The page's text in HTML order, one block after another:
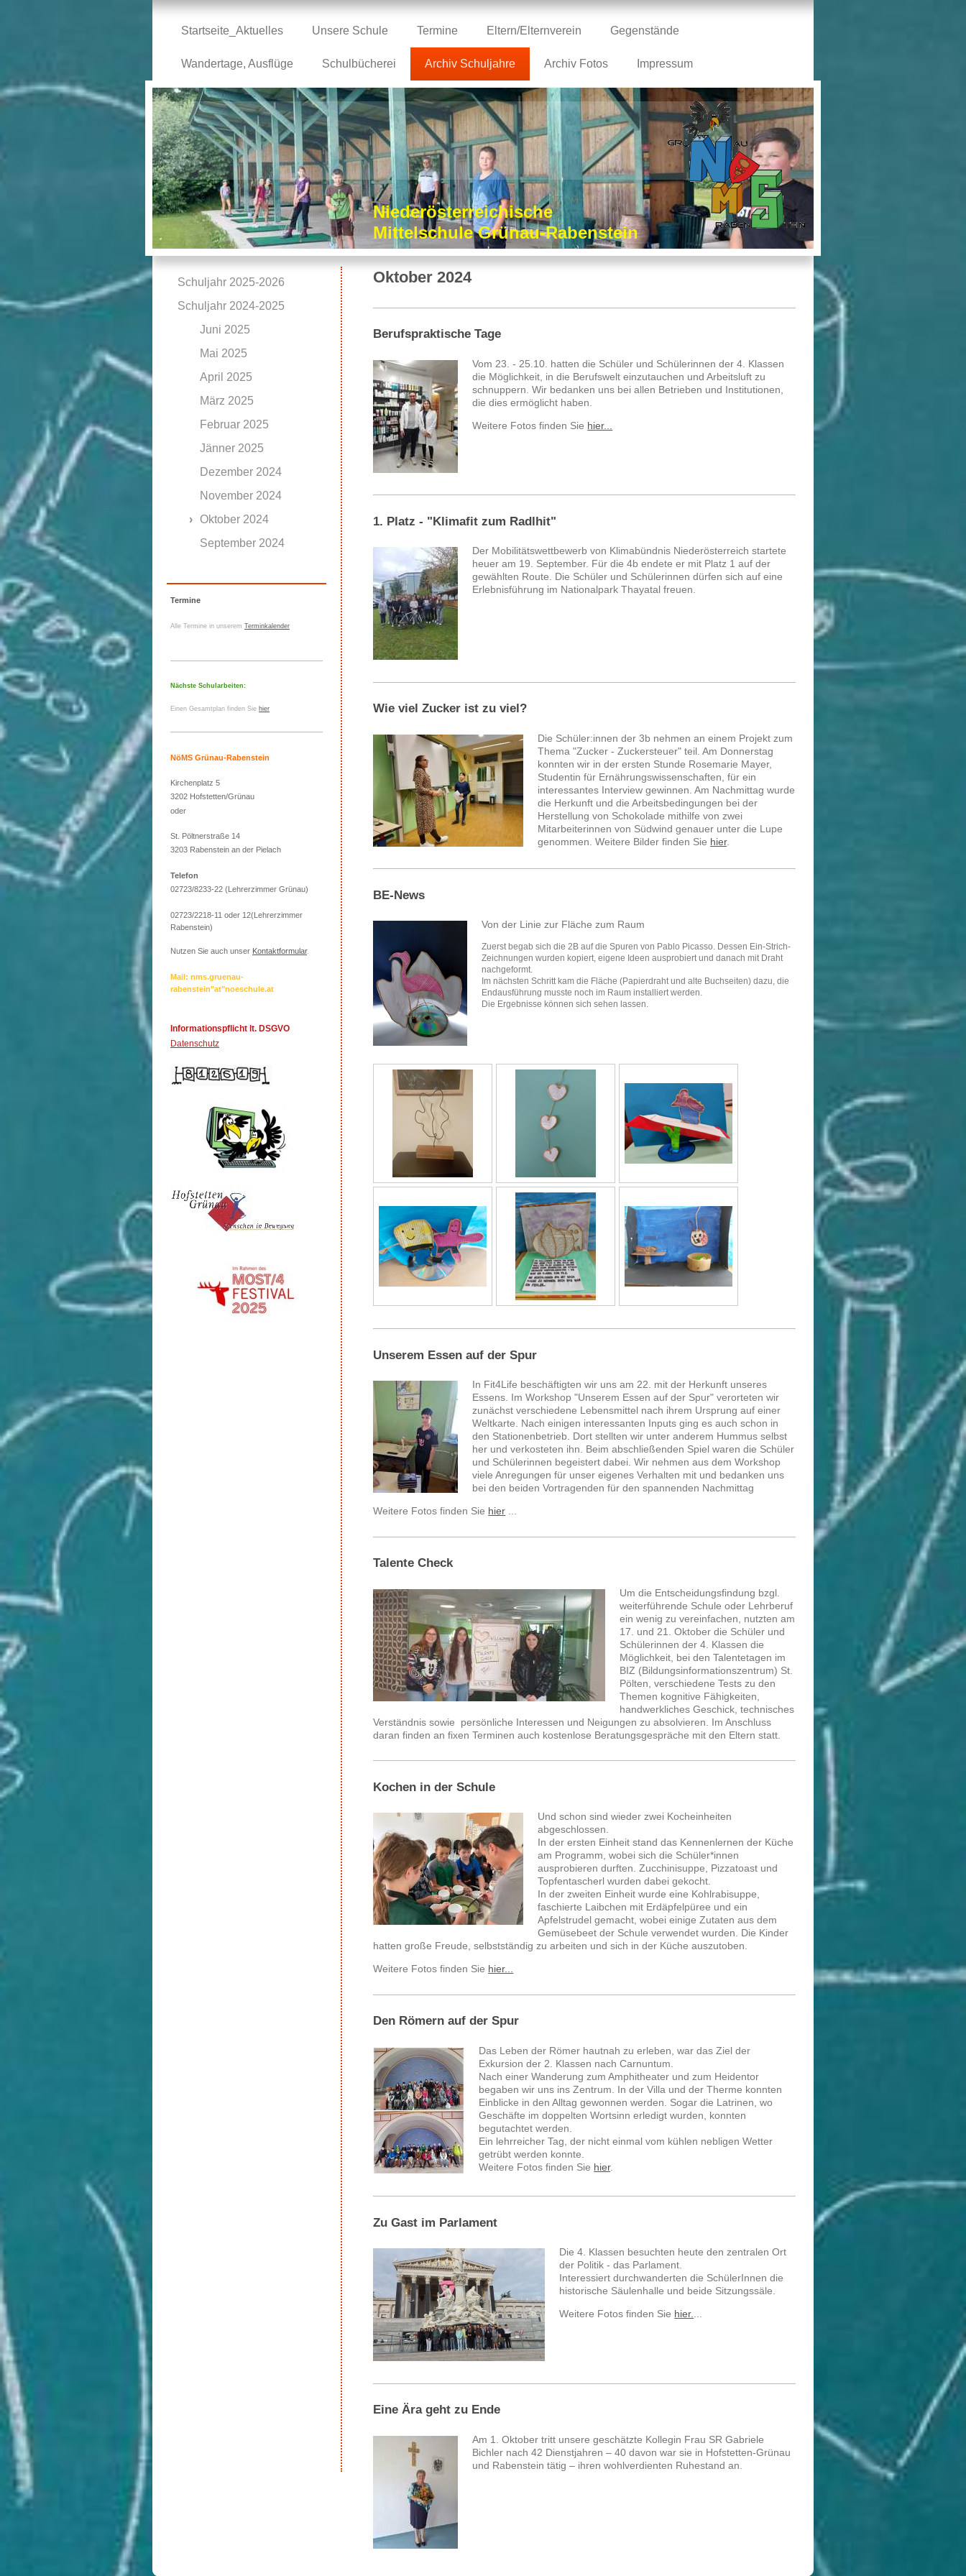
Startseite_Aktuelles Unsere Schule Termine Eltern/Elternverein Gegenstände
Wandertage, Ausflüge Schulbücherei Archiv Schuljahre Archiv Fotos Impressum
Niederösterreichische
Mittelschule Grünau-Rabenstein
Oktober 2024
Berufspraktische Tage
Vom 23. - 25.10. hatten die Schüler und Schülerinnen der 4. Klassen
die Möglichkeit, in die Berufswelt einzutauchen und Arbeitsluft zu
schnuppern. Wir bedanken uns bei allen Betrieben und Institutionen,
die dies ermöglicht haben.
Weitere Fotos finden Sie hier...
1. Platz - "Klimafit zum Radlhit"
Der Mobilitätswettbewerb von Klimabündnis Niederösterreich startete
heuer am 19. September. Für die 4b endete er mit Platz 1 auf der
gewählten Route. Die Schüler und Schülerinnen dürfen sich auf eine
Erlebnisführung im Nationalpark Thayatal freuen.
Wie viel Zucker ist zu viel?
Die Schüler:innen der 3b nehmen an einem Projekt zum
Thema "Zucker - Zuckersteuer" teil. Am Donnerstag
konnten wir in der ersten Stunde Rosemarie Mayer,
Studentin für Ernährungswissenschaften, für ein
interessantes Interview gewinnen. Am Nachmittag wurde
die Herkunft und die Arbeitsbedingungen bei der
Herstellung von Schokolade mithilfe von zwei
Mitarbeiterinnen von Südwind genauer unter die Lupe
genommen. Weitere Bilder finden Sie hier.
BE-News
Von der Linie zur Fläche zum Raum
Zuerst begab sich die 2B auf die Spuren von Pablo Picasso. Dessen Ein-Strich-
Zeichnungen wurden kopiert, eigene Ideen ausprobiert und danach mit Draht
nachgeformt.
Im nächsten Schritt kam die Fläche (Papierdraht und alte Buchseiten) dazu, die
Endausführung musste noch im Raum installiert werden.
Die Ergebnisse können sich sehen lassen.
Unserem Essen auf der Spur
In Fit4Life beschäftigten wir uns am 22. mit der Herkunft unseres
Essens. Im Workshop "Unserem Essen auf der Spur" verorteten wir
zunächst verschiedene Lebensmittel nach ihrem Ursprung auf einer
Weltkarte. Nach einigen interessanten Inputs ging es auch schon in
den Stationenbetrieb. Dort stellten wir unter anderem Hummus selbst
her und verkosteten ihn. Beim abschließenden Spiel waren die Schüler
und Schülerinnen begeistert dabei. Wir nehmen aus dem Workshop
viele Anregungen für unser eigenes Verhalten mit und bedanken uns
bei den beiden Vortragenden für den spannenden Nachmittag
Weitere Fotos finden Sie hier
Talente Check
Um die Entscheidungsfindung bzgl.
weiterführende Schule oder Lehrberuf
ein wenig zu vereinfachen, nutzten am
17. und 21. Oktober die Schüler und
Schülerinnen der 4. Klassen die
Möglichkeit, bei den Talentetagen im
BIZ (Bildungsinformationszentrum) St.
Pölten, verschiedene Tests zu den
Themen kognitive Fähigkeiten,
handwerkliches Geschick, technisches
Verständnis sowie persönliche Interessen und Neigungen zu absolvieren. Im Anschluss
daran finden an fixen Terminen auch kostenlose Beratungsgespräche mit den Eltern statt.
Kochen in der Schule
Und schon sind wieder zwei Kocheinheiten
abgeschlossen.
In der ersten Einheit stand das Kennenlernen der Küche
am Programm, wobei sich die Schüler*innen
ausprobieren durften. Zucchinisuppe, Pizzatoast und
Topfentascherl wurden dabei gekocht.
In der zweiten Einheit wurde eine Kohlrabisuppe,
faschierte Laibchen mit Erdäpfelpüree und ein
Apfelstrudel gemacht, wobei einige Zutaten aus dem
Gemüsebeet der Schule verwendet wurden. Die Kinder
hatten große Freude, selbstständig zu arbeiten und sich in der Küche auszutoben.
Weitere Fotos finden Sie hier...
Den Römern auf der Spur
Das Leben der Römer hautnah zu erleben, war das Ziel der
Exkursion der 2. Klassen nach Carnuntum.
Nach einer Wanderung zum Amphitheater und zum Heidentor
begaben wir uns ins Zentrum. In der Villa und der Therme konnten
Einblicke in den Alltag gewonnen werden. Sogar die Latrinen, wo
Geschäfte im doppelten Wortsinn erledigt wurden, konnten
begutachtet werden.
Ein lehrreicher Tag, der nicht einmal vom kühlen nebligen Wetter
getrübt werden konnte.
Weitere Fotos finden Sie hier.
Zu Gast im Parlament
Die 4. Klassen besuchten heute den zentralen Ort
der Politik - das Parlament.
Interessiert durchwanderten die SchülerInnen die
historische Säulenhalle und beide Sitzungssäle.
Weitere Fotos finden Sie hier.
Eine Ära geht zu Ende
Am 1. Oktober tritt unsere geschätzte Kollegin Frau SR Gabriele
Bichler nach 42 Dienstjahren – 40 davon war sie in Hofstetten-Grünau
und Rabenstein tätig – ihren wohlverdienten Ruhestand an.
Schuljahr 2025-2026
Schuljahr 2024-2025
Juni 2025
Mai 2025
April 2025
März 2025
Februar 2025
Jänner 2025
Dezember 2024
November 2024
Oktober 2024
September 2024
Termine
Alle Termine in unserem Terminkalender
Nächste Schularbeiten:
Einen Gesamtplan finden Sie hier
NöMS Grünau-Rabenstein
Kirchenplatz 5
3202 Hofstetten/Grünau
oder
St. Pöltnerstraße 14
3203 Rabenstein an der Pielach
Telefon
02723/8233-22 (Lehrerzimmer Grünau)
02723/2218-11 oder 12(Lehrerzimmer
Rabenstein)
Nutzen Sie auch unser Kontaktformular.
Mail: nms.gruenau-
rabenstein"at"noeschule.at
Informationspflicht lt. DSGVO
Datenschutz